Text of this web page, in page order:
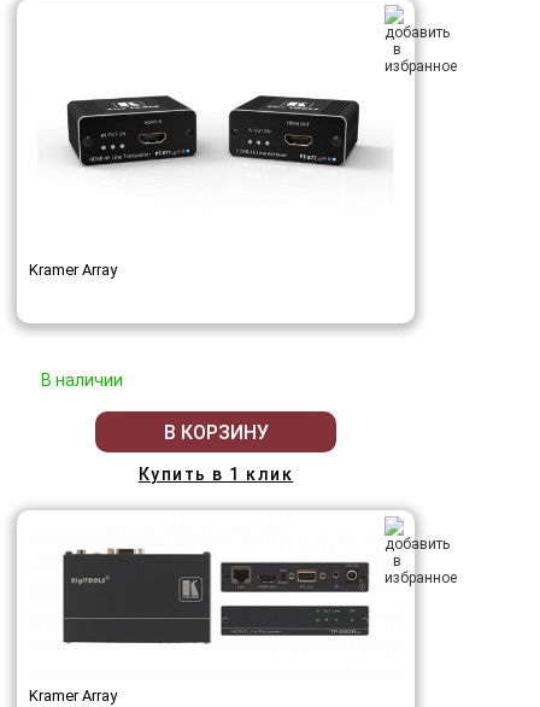
Kramer Array
В наличии
В КОРЗИНУ
Купить в 1 клик
Kramer Array